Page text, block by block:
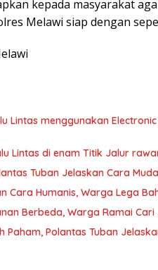
kepada masyarakat
Melawi siap dengan
Lintas menggunakan
Lintas di enam Titik Jalur
Tuban Jelaskan Cara
Cara Humanis, Warga Lega
Berbeda, Warga Ramai Cari
Polantas Tuban